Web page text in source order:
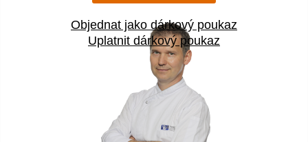
Objednat jako dárkový poukaz
Uplatnit dárkový poukaz